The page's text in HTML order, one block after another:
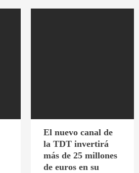
El nuevo canal de
la TDT invertirá
más de 25 millones
de euros en su